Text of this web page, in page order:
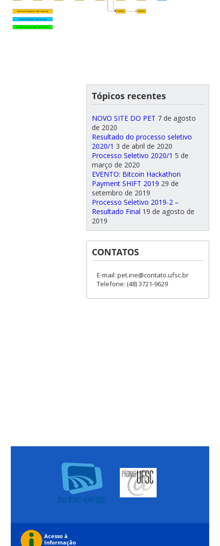
Tópicos recentes
NOVO SITE DO PET 7 de agosto
de 2020
Resultado do processo seletivo
2020/1 3 de abril de 2020
Processo Seletivo 2020/1 5 de
março de 2020
EVENTO: Bitcoin Hackathon
Payment SHIFT 2019 29 de
setembro de 2019
Processo Seletivo 2019-2 –
Resultado Final 19 de agosto de
2019
CONTATOS
E-mail: pet.ine@contato.ufsc.br
Telefone: (48) 3721-9629